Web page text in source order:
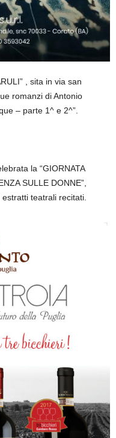
” , sita in via san
romanzi di Antonio
– parte 1^ e 2^”.
la “GIORNATA
SULLE DONNE”,
teatrali recitati.